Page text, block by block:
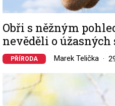
Obři s něžným
nevěděli o
PŘÍRODA Marek Telička
Image